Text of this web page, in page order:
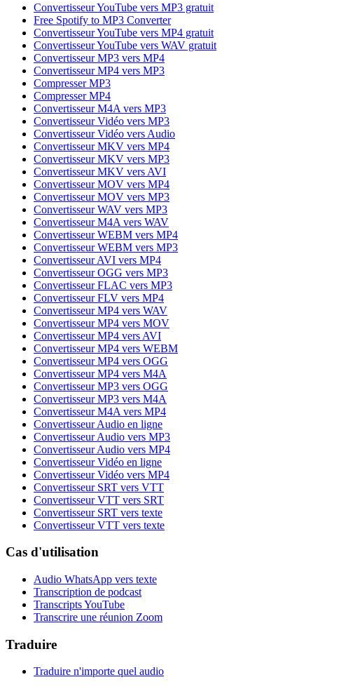
Convertisseur YouTube vers MP3 gratuit
Free Spotify to MP3 Converter
Convertisseur YouTube vers MP4 gratuit
Convertisseur YouTube vers WAV gratuit
Convertisseur MP3 vers MP4
Convertisseur MP4 vers MP3
Compresser MP3
Compresser MP4
Convertisseur M4A vers MP3
Convertisseur Vidéo vers MP3
Convertisseur Vidéo vers Audio
Convertisseur MKV vers MP4
Convertisseur MKV vers MP3
Convertisseur MKV vers AVI
Convertisseur MOV vers MP4
Convertisseur MOV vers MP3
Convertisseur WAV vers MP3
Convertisseur M4A vers WAV
Convertisseur WEBM vers MP4
Convertisseur WEBM vers MP3
Convertisseur AVI vers MP4
Convertisseur OGG vers MP3
Convertisseur FLAC vers MP3
Convertisseur FLV vers MP4
Convertisseur MP4 vers WAV
Convertisseur MP4 vers MOV
Convertisseur MP4 vers AVI
Convertisseur MP4 vers WEBM
Convertisseur MP4 vers OGG
Convertisseur MP4 vers M4A
Convertisseur MP3 vers OGG
Convertisseur MP3 vers M4A
Convertisseur M4A vers MP4
Convertisseur Audio en ligne
Convertisseur Audio vers MP3
Convertisseur Audio vers MP4
Convertisseur Vidéo en ligne
Convertisseur Vidéo vers MP4
Convertisseur SRT vers VTT
Convertisseur VTT vers SRT
Convertisseur SRT vers texte
Convertisseur VTT vers texte
Cas d'utilisation
Audio WhatsApp vers texte
Transcription de podcast
Transcripts YouTube
Transcrire une réunion Zoom
Traduire
Traduire n'importe quel audio